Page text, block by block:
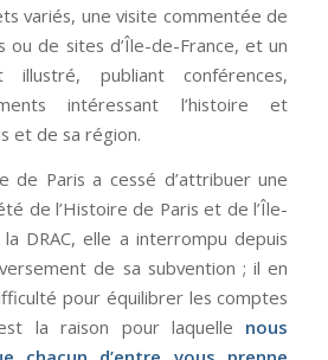
variés, une visite commentée de
ou de sites d’Île-de-France, et un
illustré, publiant conférences,
intéressant l’histoire et
et de sa région.
de Paris a cessé d’attribuer une
de l’Histoire de Paris et de l’Île-
DRAC, elle a interrompu depuis
de sa subvention ; il en
pour équilibrer les comptes
la raison pour laquelle nous